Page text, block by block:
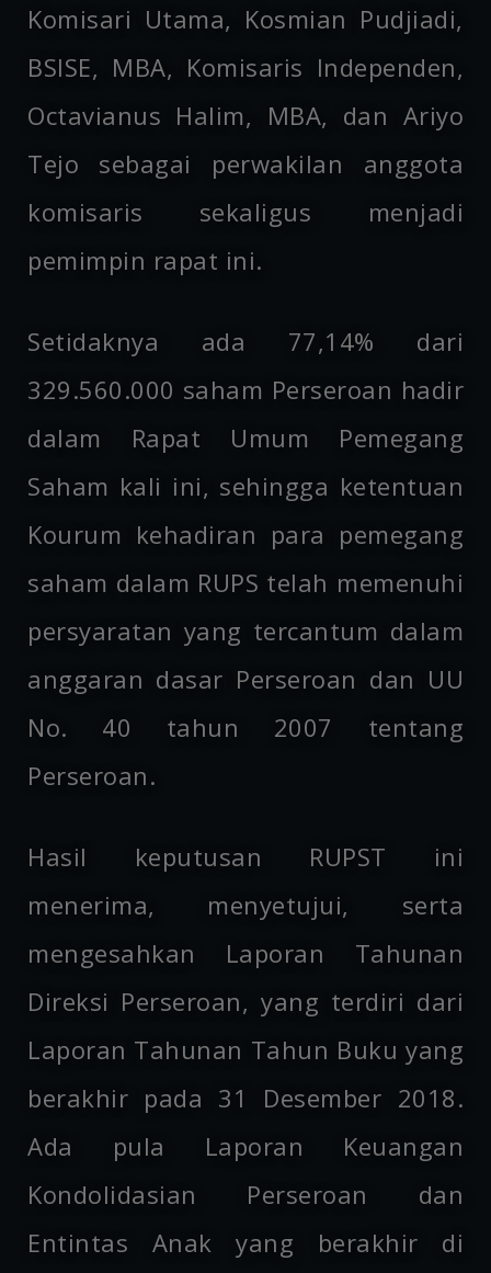
Komisari Utama, Kosmian Pudjiadi,
BSISE, MBA, Komisaris Independen,
Octavianus Halim, MBA, dan Ariyo
Tejo sebagai perwakilan anggota
komisaris sekaligus menjadi
pemimpin rapat ini.
Setidaknya ada 77,14% dari
329.560.000 saham Perseroan hadir
dalam Rapat Umum Pemegang
Saham kali ini, sehingga ketentuan
Kourum kehadiran para pemegang
saham dalam RUPS telah memenuhi
persyaratan yang tercantum dalam
anggaran dasar Perseroan dan UU
No. 40 tahun 2007 tentang
Perseroan.
Hasil keputusan RUPST ini
menerima, menyetujui, serta
mengesahkan Laporan Tahunan
Direksi Perseroan, yang terdiri dari
Laporan Tahunan Tahun Buku yang
berakhir pada 31 Desember 2018.
Ada pula Laporan Keuangan
Kondolidasian Perseroan dan
Entintas Anak yang berakhir di